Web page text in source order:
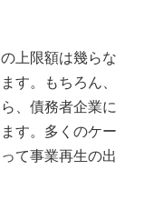
上限額は幾らな
す。もちろん、
、債務者企業に
す。多くのケー
て事業再生の出